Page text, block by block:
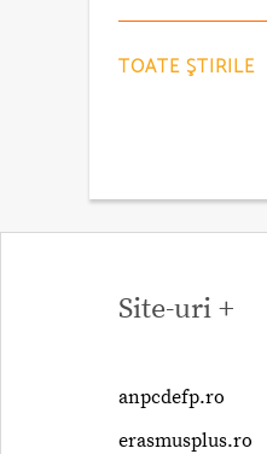
TOATE ŞTIRILE
Site-uri +
anpcdefp.ro
erasmusplus.ro